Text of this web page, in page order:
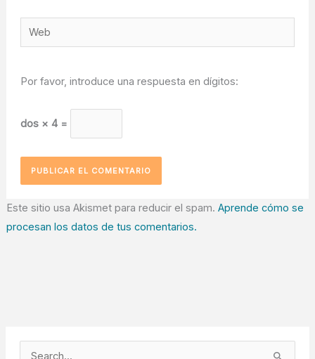
Web
Por favor, introduce una respuesta en dígitos:
dos × 4 =
Este sitio usa Akismet para reducir el spam. Aprende cómo se
procesan los datos de tus comentarios.